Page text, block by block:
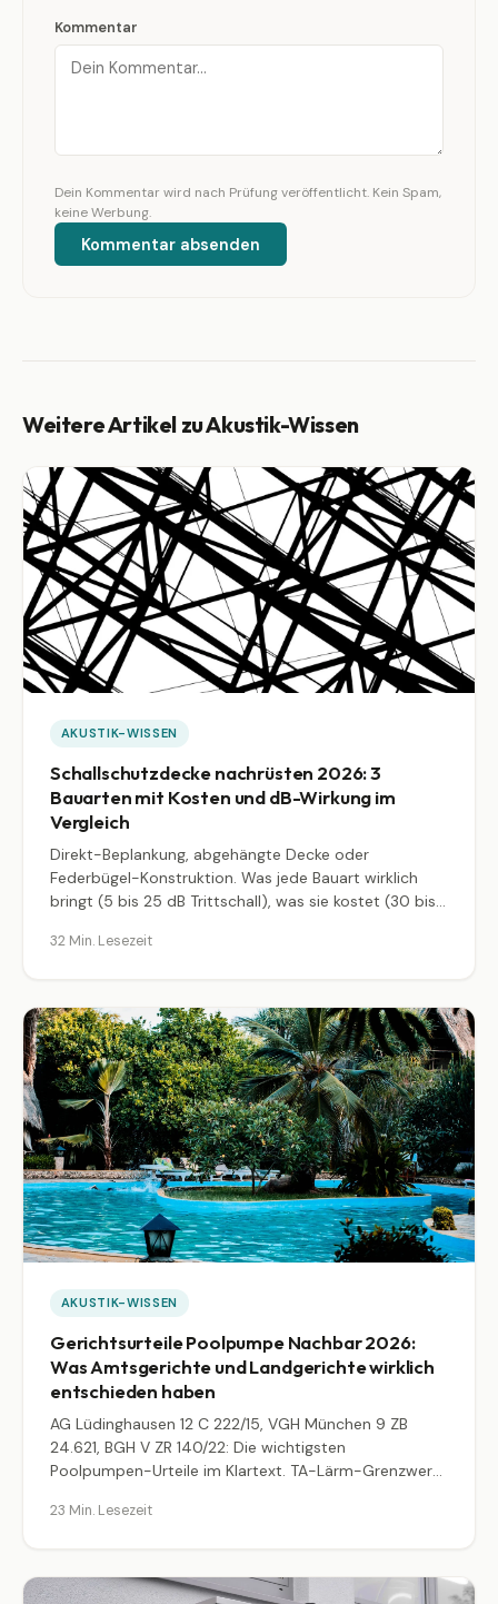
Kommentar
Dein Kommentar wird nach Prüfung veröffentlicht. Kein Spam,
keine Werbung.
Kommentar absenden
Weitere Artikel zu Akustik-Wissen
AKUSTIK-WISSEN
Schallschutzdecke nachrüsten 2026: 3
Bauarten mit Kosten und dB-Wirkung im
Vergleich
Direkt-Beplankung, abgehängte Decke oder
Federbügel-Konstruktion. Was jede Bauart wirklich
bringt (5 bis 25 dB Trittschall), was sie kostet (30 bis
wann der Handwerker ranmuss. Mit Materialliste nach
32 Min. Lesezeit
AKUSTIK-WISSEN
Gerichtsurteile Poolpumpe Nachbar 2026:
Was Amtsgerichte und Landgerichte wirklich
entschieden haben
AG Lüdinghausen 12 C 222/15, VGH München 9 ZB
24.621, BGH V ZR 140/22: Die wichtigsten
Poolpumpen-Urteile im Klartext. TA-Lärm-Grenzwerte
und wo die Zumutbarkeitsschwelle liegt.
23 Min. Lesezeit